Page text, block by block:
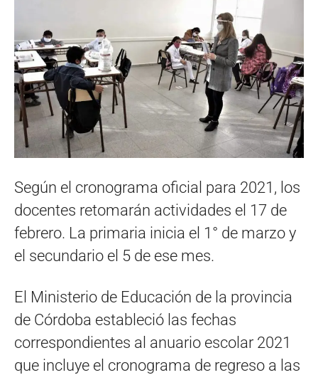
Según el cronograma oficial para 2021, los
docentes retomarán actividades el 17 de
febrero. La primaria inicia el 1° de marzo y
el secundario el 5 de ese mes.
El Ministerio de Educación de la provincia
de Córdoba estableció las fechas
correspondientes al anuario escolar 2021
que incluye el cronograma de regreso a las